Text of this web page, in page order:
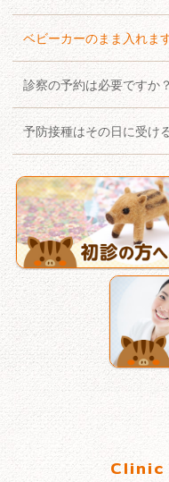
ベビーカーのまま入れま
診察の予約は必要ですか？
予防接種はその日に受け